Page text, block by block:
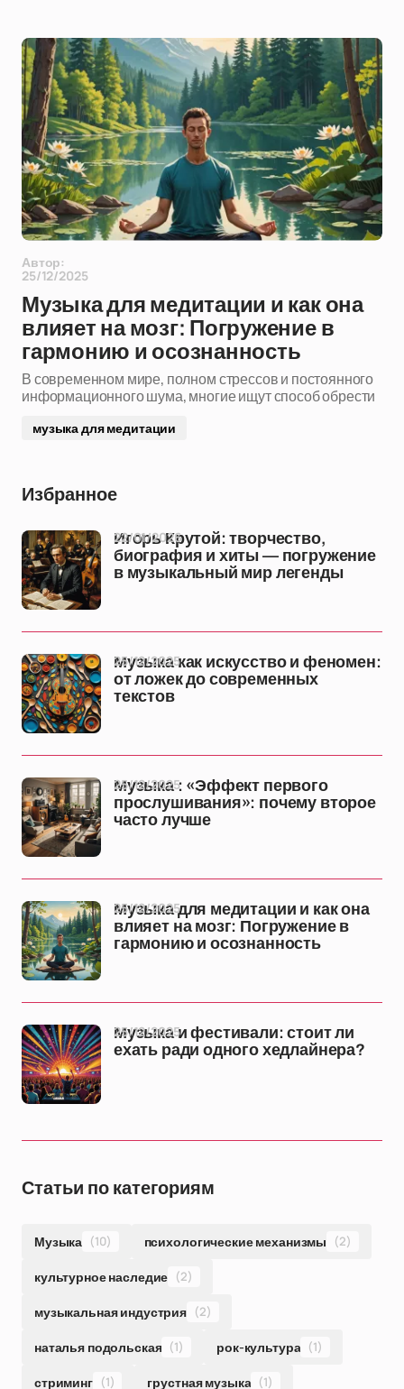
Автор:
25/12/2025
Музыка для медитации и как она
влияет на мозг: Погружение в
гармонию и осознанность
В современном мире, полном стрессов и постоянного
информационного шума, многие ищут способ обрести
музыка для медитации
Избранное
Игорь Крутой: творчество,
биография и хиты — погружение
в музыкальный мир легенды
22/01/2026
Музыка как искусство и феномен:
от ложек до современных
текстов
25/12/2025
Музыка : «Эффект первого
прослушивания»: почему второе
часто лучше
25/12/2025
Музыка для медитации и как она
влияет на мозг: Погружение в
гармонию и осознанность
25/12/2025
Музыка и фестивали: стоит ли
ехать ради одного хедлайнера?
25/12/2025
Статьи по категориям
Музыка (10) психологические механизмы (2)
культурное наследие (2)
музыкальная индустрия (2)
наталья подольская (1) рок-культура (1)
стриминг (1) грустная музыка (1)